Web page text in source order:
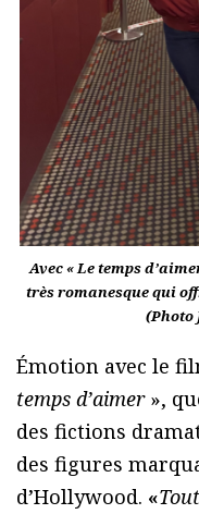
Avec « Le temps
très romanesque qui
(Photo
Émotion avec le
temps d’aimer»,
des fictions
des figures
d’Hollywood. «